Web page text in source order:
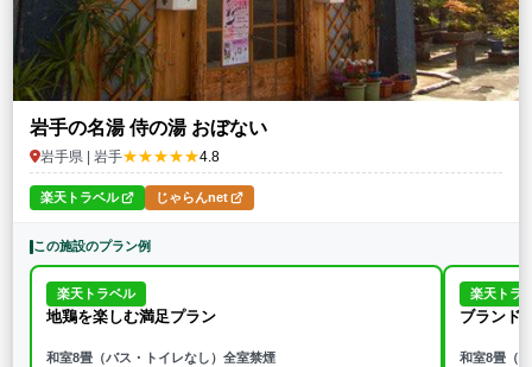
岩手の名湯 侍の湯 おぼない
岩手県 | 岩手★★★★★4.8
楽天トラベル じゃらんnet
この施設のプラン例
楽天トラベル
地鶏を楽しむ満足プラン
和室8畳（バス・トイレなし）全室禁煙
楽天トラ
ブランド
和室8畳（